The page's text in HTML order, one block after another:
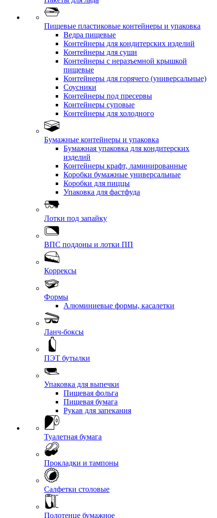
Пищевые пластиковые контейнеры и упаковка
Ведра пищевые
Контейнеры для кондитерских изделий
Контейнеры для суши
Контейнеры с неразъемной крышкой
пищевые
Контейнеры для горячего (универсальные)
Соусники
Контейнеры под пресервы
Контейнеры суповые
Контейнеры для холодного
Бумажные контейнеры и упаковка
Бумажная упаковка для кондитерских
изделий
Контейнеры крафт, ламинированные
Коробки бумажные универсальные
Коробки для пиццы
Упаковка для фастфуда
Лотки под запайку
ВПС поддоны и лотки ПП
Коррексы
Формы
Алюминиевые формы, касалетки
Ланч-боксы
ПЭТ бутылки
Упаковка для выпечки
Пищевая фольга
Пищевая бумага
Рукав для запекания
Туалетная бумага
Прокладки и тампоны
Салфетки столовые
Полотенце бумажное